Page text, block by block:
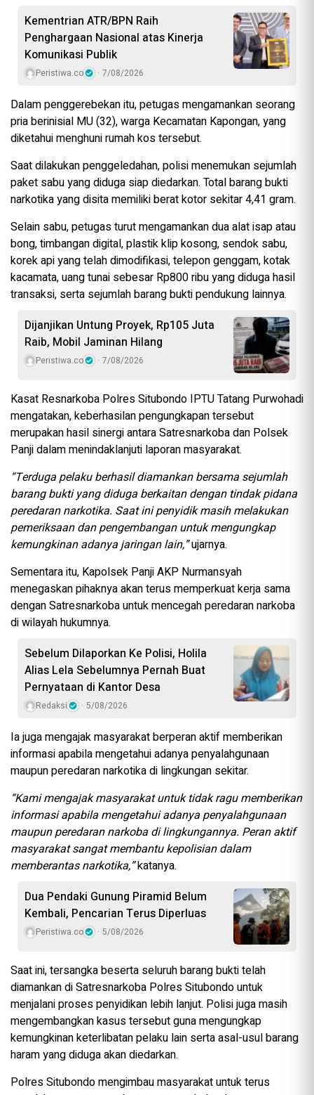
Kementrian ATR/BPN Raih
Penghargaan Nasional atas Kinerja
Komunikasi Publik
Peristiwa.co 7/08/2026
Dalam penggerebekan itu, petugas mengamankan seorang
pria berinisial MU (32), warga Kecamatan Kapongan, yang
diketahui menghuni rumah kos tersebut.
Saat dilakukan penggeledahan, polisi menemukan sejumlah
paket sabu yang diduga siap diedarkan. Total barang bukti
narkotika yang disita memiliki berat kotor sekitar 4,41 gram.
Selain sabu, petugas turut mengamankan dua alat isap atau
bong, timbangan digital, plastik klip kosong, sendok sabu,
korek api yang telah dimodifikasi, telepon genggam, kotak
kacamata, uang tunai sebesar Rp800 ribu yang diduga hasil
transaksi, serta sejumlah barang bukti pendukung lainnya.
Dijanjikan Untung Proyek, Rp105 Juta
Raib, Mobil Jaminan Hilang
Peristiwa.co 7/08/2026
Kasat Resnarkoba Polres Situbondo IPTU Tatang Purwohadi
mengatakan, keberhasilan pengungkapan tersebut
merupakan hasil sinergi antara Satresnarkoba dan Polsek
Panji dalam menindaklanjuti laporan masyarakat.
“Terduga pelaku berhasil diamankan bersama sejumlah
barang bukti yang diduga berkaitan dengan tindak pidana
peredaran narkotika. Saat ini penyidik masih melakukan
pemeriksaan dan pengembangan untuk mengungkap
kemungkinan adanya jaringan lain,”ujarnya.
Sementara itu, Kapolsek Panji AKP Nurmansyah
menegaskan pihaknya akan terus memperkuat kerja sama
dengan Satresnarkoba untuk mencegah peredaran narkoba
di wilayah hukumnya.
Sebelum Dilaporkan Ke Polisi, Holila
Alias Lela Sebelumnya Pernah Buat
Pernyataan di Kantor Desa
Redaksi 5/08/2026
Ia juga mengajak masyarakat berperan aktif memberikan
informasi apabila mengetahui adanya penyalahgunaan
maupun peredaran narkotika di lingkungan sekitar.
“Kami mengajak masyarakat untuk tidak ragu memberikan
informasi apabila mengetahui adanya penyalahgunaan
maupun peredaran narkoba di lingkungannya. Peran aktif
masyarakat sangat membantu kepolisian dalam
memberantas narkotika,”katanya.
Dua Pendaki Gunung Piramid Belum
Kembali, Pencarian Terus Diperluas
Peristiwa.co 5/08/2026
Saat ini, tersangka beserta seluruh barang bukti telah
diamankan di Satresnarkoba Polres Situbondo untuk
menjalani proses penyidikan lebih lanjut. Polisi juga masih
mengembangkan kasus tersebut guna mengungkap
kemungkinan keterlibatan pelaku lain serta asal-usul barang
haram yang diduga akan diedarkan.
Polres Situbondo mengimbau masyarakat untuk terus